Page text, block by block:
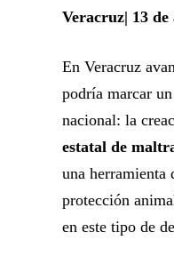
Veracruz| 13
En Veracruz
podría marcar
nacional: la
estatal de
una herramienta
protección
en este tipo de